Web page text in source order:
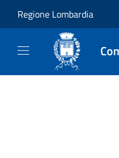
Regione Lombardia